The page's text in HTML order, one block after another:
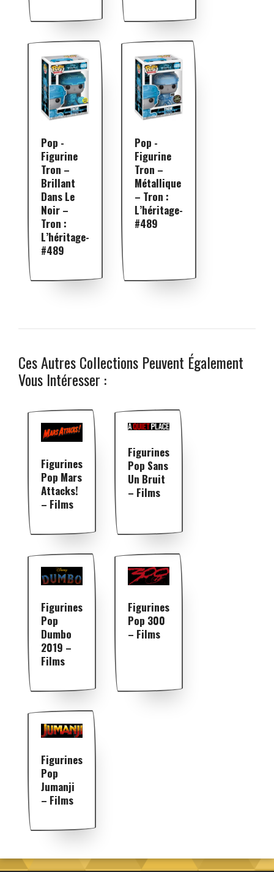
Pop -
Figurine
Tron –
Brillant
Dans Le
Noir –
Tron :
L’héritage-
#489
Pop -
Figurine
Tron –
Métallique
– Tron :
L’héritage-
#489
Ces Autres Collections Peuvent Également
Vous Intéresser :
Figurines
Pop Mars
Attacks!
– Films
Figurines
Pop Sans
Un Bruit
– Films
Figurines
Pop
Dumbo
2019 –
Films
Figurines
Pop 300
– Films
Figurines
Pop
Jumanji
– Films